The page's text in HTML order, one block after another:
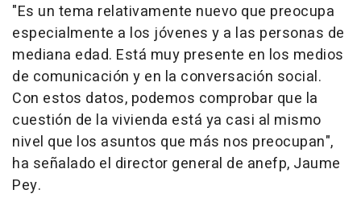
"Es un tema relativamente nuevo que preocupa
especialmente a los jóvenes y a las personas de
mediana edad. Está muy presente en los medios
de comunicación y en la conversación social.
Con estos datos, podemos comprobar que la
cuestión de la vivienda está ya casi al mismo
nivel que los asuntos que más nos preocupan",
ha señalado el director general de anefp, Jaume
Pey.